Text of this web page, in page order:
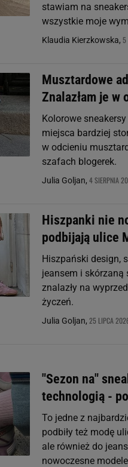
stawiam na
wszystkie moje
Klaudia Kierzkowska, 5
Musztardowe
Znalazłam je w
Kolorowe
miejsca bardziej
w odcieniu
szafach blogerek.
Julia Goljan, 4 SIERPNIA
Hiszpanki nie
podbijają ulice
Hiszpański design,
jeansem i skórzaną
znalazły na
życzeń.
Julia Goljan, 25 LIPCA
"Sezon na"
technologią -
To jedne z
podbiły też modę
ale również do
nowoczesne